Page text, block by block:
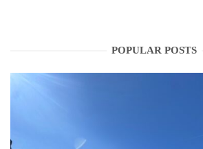
POPULAR POSTS